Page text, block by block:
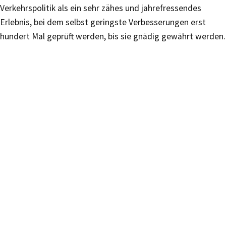
Verkehrspolitik als ein sehr zähes und jahrefressendes
Erlebnis, bei dem selbst geringste Verbesserungen erst
hundert Mal geprüft werden, bis sie gnädig gewährt werden.